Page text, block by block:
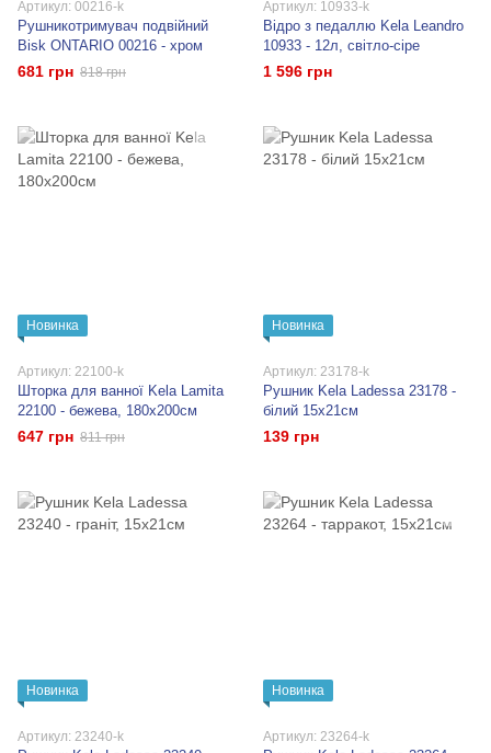
Артикул: 00216-k
Рушникотримувач подвійний
Bisk ONTARIO 00216 - хром
681 грн 818 грн
Артикул: 10933-k
Відро з педаллю Kela Leandro
10933 - 12л, світло-сіре
1 596 грн
Новинка
Артикул: 22100-k
Шторка для ванної Kela Lamita
22100 - бежева, 180х200см
647 грн 811 грн
Новинка
Артикул: 23178-k
Рушник Kela Ladessa 23178 -
білий 15x21см
139 грн
Новинка
Артикул: 23240-k
Новинка
Артикул: 23264-k